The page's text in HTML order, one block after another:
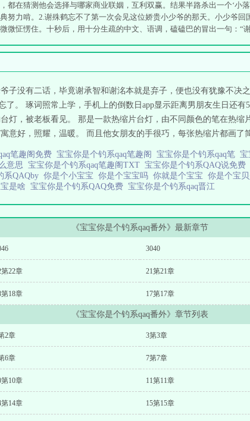
都在猜测他会选择与哪家商业联姻，互利双赢。结果半路杀出一个‘小
努力啃。2.谢殊鹤忘不了第一次会见这位娇贵小少爷的那天。小少爷
微怔愣住。十秒后，用十分生疏的中文、语调，磕磕巴的冒出一句：“
子没有二话，毕竟谢承智和谢洺本就是弃子，便也没有犹豫不决
了。 琢词照常上学，手机上的倒数日app显示距离男朋友生日还
灯，被老板看见。 那是一款热缩片台灯，由不同颜色的笔在热
意好，照耀，温暖。 而且他女朋友的手很巧，每张热缩片都画了
笔趣阁免费 宝宝你是个钓系qaq笔趣阁 宝宝你是个钓系qaq笔 宝
意思 宝宝你是个钓系qaq笔趣阁TXT 宝宝你是个钓系QAQ说免费
系QAQby 你是个小宝宝 你是个宝宝吗 你就是个宝宝 你是个宝
是啥 宝宝你是个钓系QAQ免费 宝宝你是个钓系qaq晋江
《宝宝你是个钓系qaq番外》最新章节
3040
第22章 21第21章
第18章 17第17章
《宝宝你是个钓系qaq番外》章节列表
2章 3第3章
6章 7第7章
第10章 11第11章
第14章 15第15章